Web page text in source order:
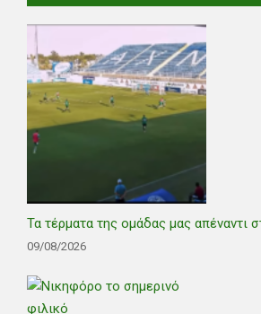
Τα τέρματα της ομάδας μας απέναντι
09/08/2026